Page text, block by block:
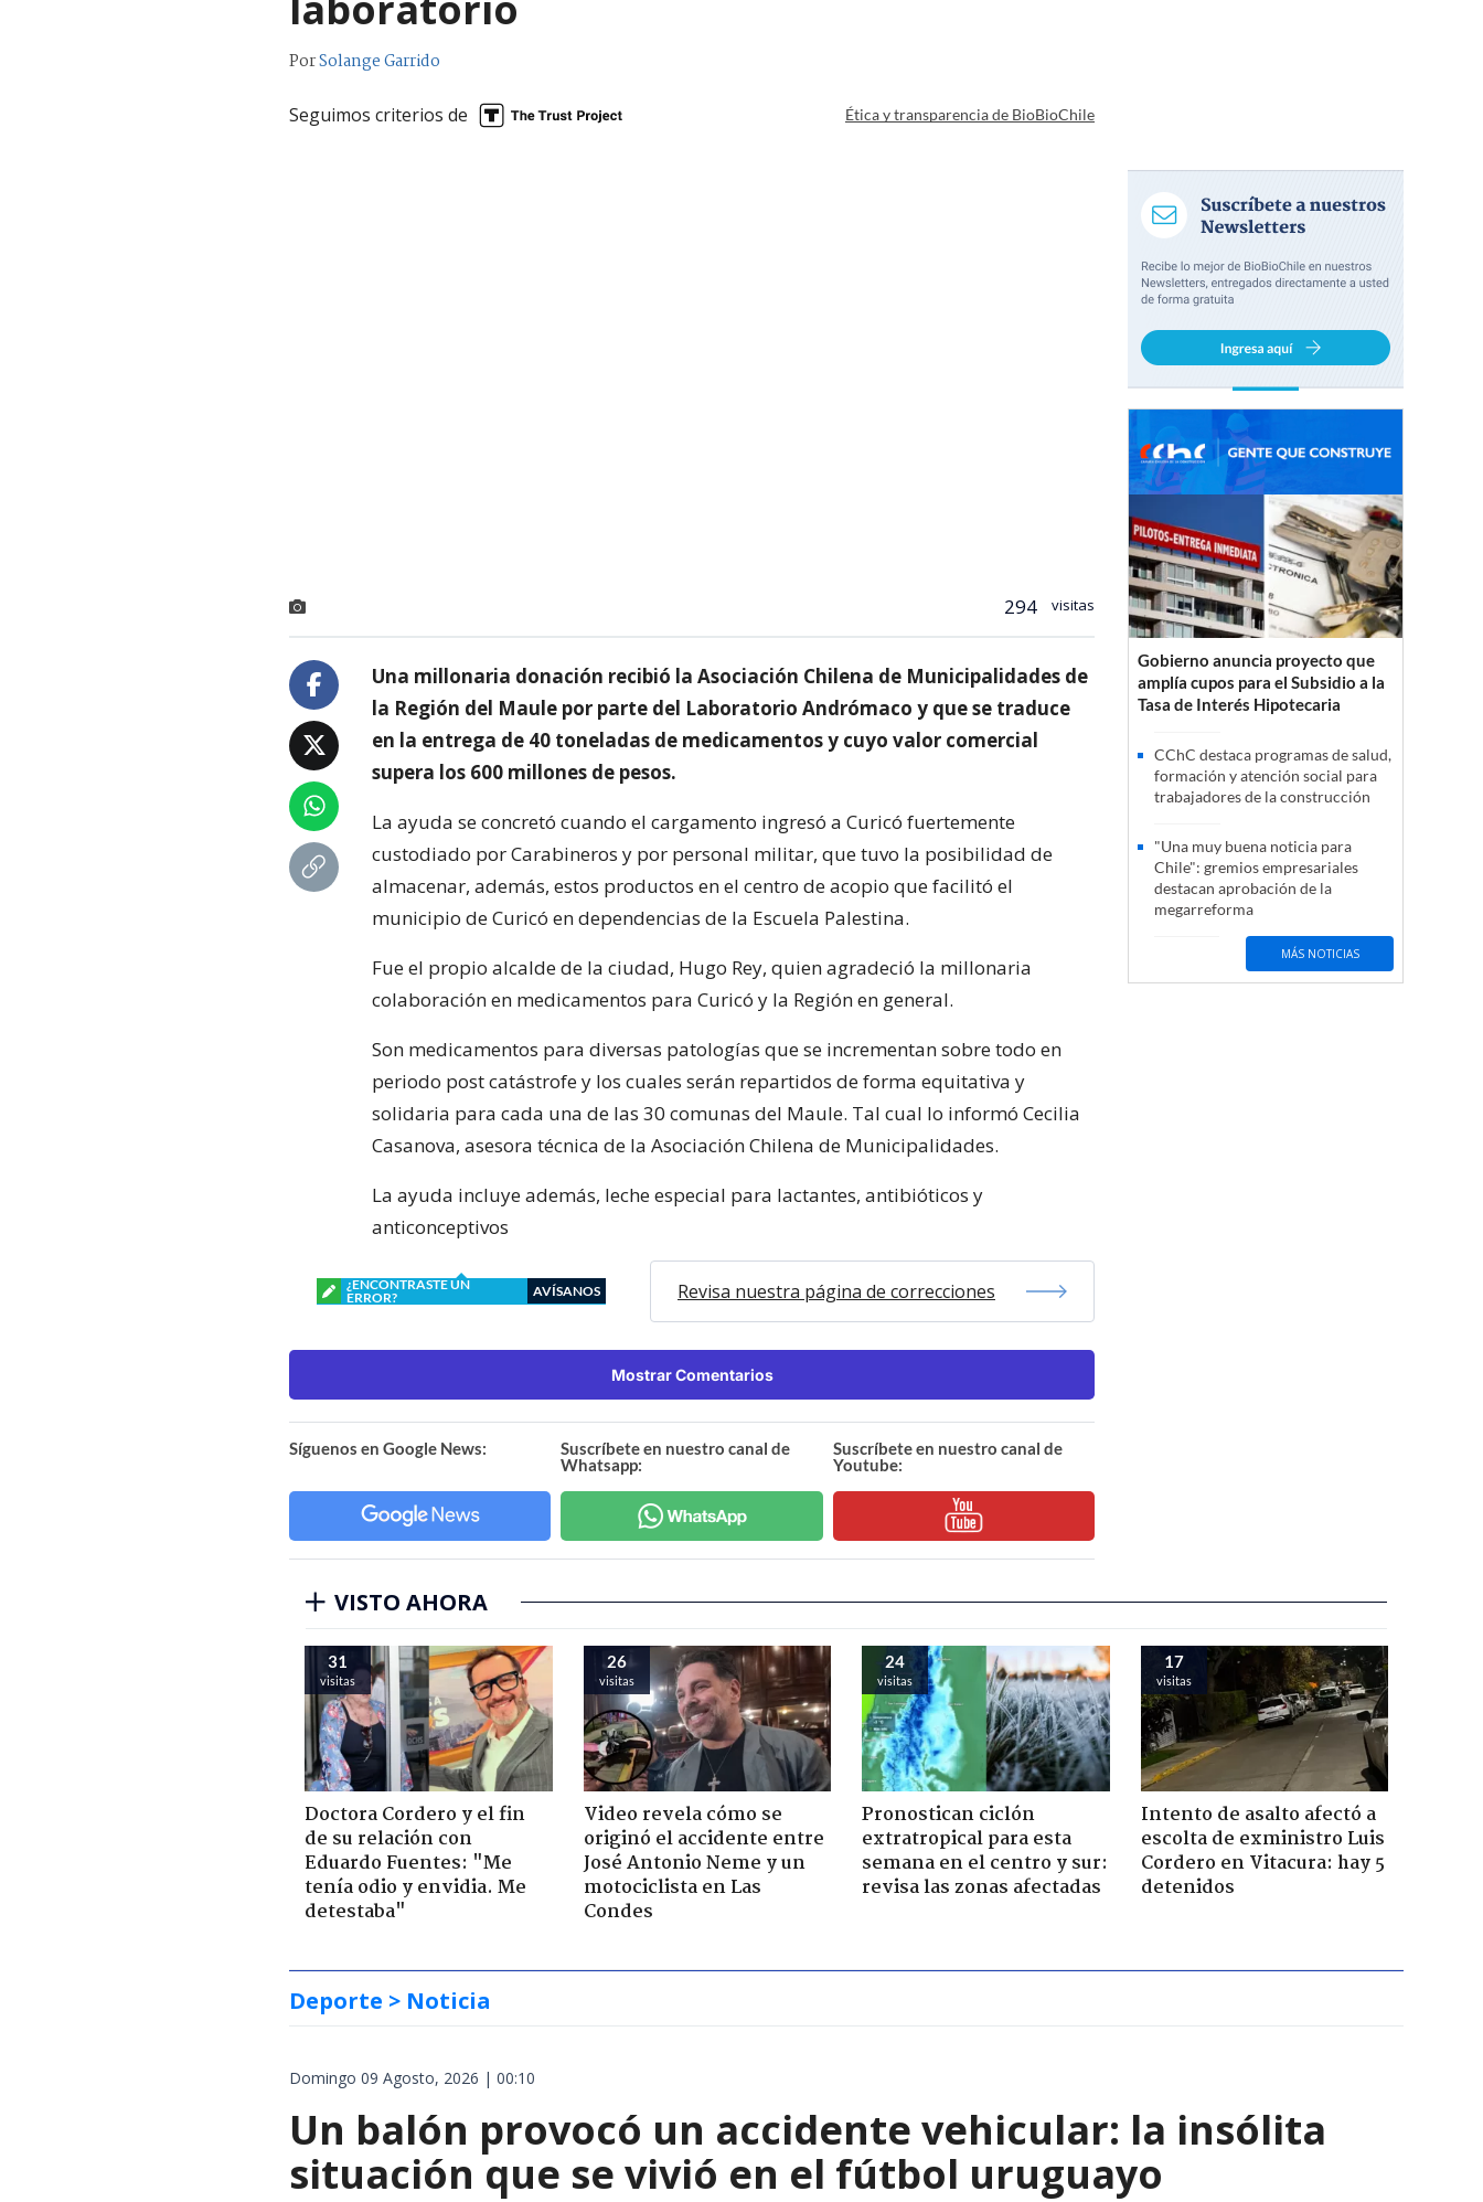
PorSolange Garrido
Seguimos criterios de Ética y transparencia de BioBioChile
294 visitas
Una millonaria donación recibió la Asociación Chilena de Municipalidades de
la Región del Maule por parte del Laboratorio Andrómaco y que se traduce
en la entrega de 40 toneladas de medicamentos y cuyo valor comercial
supera los 600 millones de pesos.
La ayuda se concretó cuando el cargamento ingresó a Curicó fuertemente
custodiado por Carabineros y por personal militar, que tuvo la posibilidad de
almacenar, además, estos productos en el centro de acopio que facilitó el
municipio de Curicó en dependencias de la Escuela Palestina.
Fue el propio alcalde de la ciudad, Hugo Rey, quien agradeció la millonaria
colaboración en medicamentos para Curicó y la Región en general.
Son medicamentos para diversas patologías que se incrementan sobre todo en
periodo post catástrofe y los cuales serán repartidos de forma equitativa y
solidaria para cada una de las 30 comunas del Maule. Tal cual lo informó Cecilia
Casanova, asesora técnica de la Asociación Chilena de Municipalidades.
La ayuda incluye además, leche especial para lactantes, antibióticos y
anticonceptivos
¿ENCONTRASTE UN
ERROR?
AVÍSANOS Revisa nuestra página de correcciones
Mostrar Comentarios
Síguenos en Google News:
Suscríbete en nuestro canal de
Whatsapp:
Suscríbete en nuestro canal de
Youtube:
Gobierno anuncia proyecto que
amplía cupos para el Subsidio a la
Tasa de Interés Hipotecaria
CChC destaca programas de salud,
formación y atención social para
trabajadores de la construcción
"Una muy buena noticia para
Chile": gremios empresariales
destacan aprobación de la
megarreforma
MÁS NOTICIAS
VISTO AHORA
31
visitas
Doctora Cordero y el fin
de su relación con
Eduardo Fuentes: "Me
tenía odio y envidia. Me
detestaba"
26
visitas
Video revela cómo se
originó el accidente entre
José Antonio Neme y un
motociclista en Las
Condes
24
visitas
Pronostican ciclón
extratropical para esta
semana en el centro y sur:
revisa las zonas afectadas
17
visitas
Intento de asalto afectó a
escolta de exministro Luis
Cordero en Vitacura: hay 5
detenidos
Deporte > Noticia
Domingo 09 Agosto, 2026 | 00:10
Un balón provocó un accidente vehicular: la insólita
situación que se vivió en el fútbol uruguayo